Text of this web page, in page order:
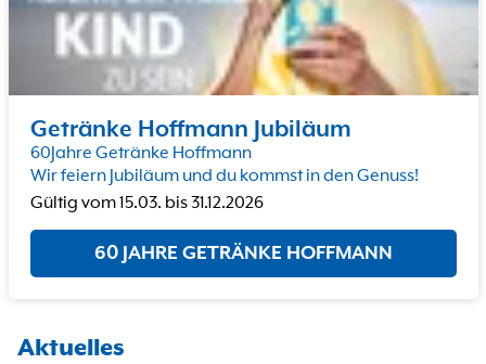
Getränke Hoffmann Jubiläum
60Jahre Getränke Hoffmann
Wir feiern Jubiläum und du kommst in den Genuss!
Gültig vom15.03. bis31.12.2026
60 JAHRE GETRÄNKE HOFFMANN
Aktuelles